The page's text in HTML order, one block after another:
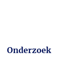
Onderzoek